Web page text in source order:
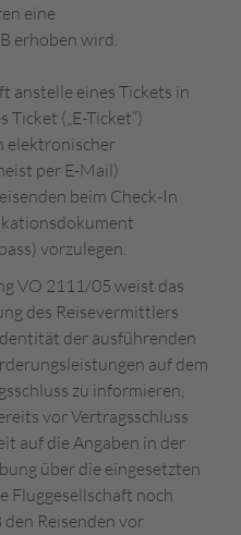
eine
erhoben wird.
anstelle eines Tickets in
(„E-Ticket“)
elektronischer
per E-Mail)
beim Check-In
vorzulegen.
VO 2111/05 weist das
des Reisevermittlers
der ausführenden
auf dem
zu informieren,
vor Vertragsschluss
auf die Angaben in der
über die eingesetzten
Fluggesellschaft noch
Reisenden vor